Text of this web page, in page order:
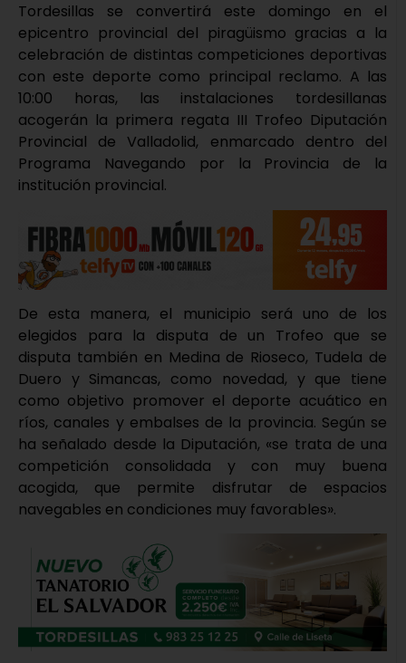
Tordesillas se convertirá este domingo en el
epicentro provincial del piragüismo gracias a la
celebración de distintas competiciones deportivas
con este deporte como principal reclamo. A las
10:00 horas, las instalaciones tordesillanas
acogerán la primera regata III Trofeo Diputación
Provincial de Valladolid, enmarcado dentro del
Programa Navegando por la Provincia de la
institución provincial.
De esta manera, el municipio será uno de los
elegidos para la disputa de un Trofeo que se
disputa también en Medina de Rioseco, Tudela de
Duero y Simancas, como novedad, y que tiene
como objetivo promover el deporte acuático en
ríos, canales y embalses de la provincia. Según se
ha señalado desde la Diputación, «se trata de una
competición consolidada y con muy buena
acogida, que permite disfrutar de espacios
navegables en condiciones muy favorables».